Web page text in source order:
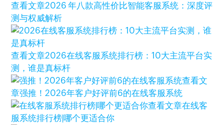
查看文章2026 年八款高性价比智能客服系统：深度评
测与权威解析
查看文章2026在线客服系统排行榜：10大主流平台实
测，谁是真标杆
查看文
章强推！2026年客户好评前6的在线客服系统
查看文章在线客
服系统排行榜|哪个更适合你